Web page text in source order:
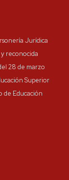
Jurídica
reconocida
28 de marzo
Superior
de Educación